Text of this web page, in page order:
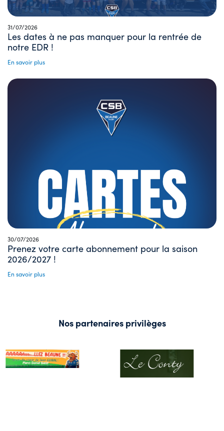
31/07/2026
Les dates à ne pas manquer pour la rentrée de
notre EDR !
En savoir plus
30/07/2026
Prenez votre carte abonnement pour la saison
2026/2027 !
En savoir plus
Nos partenaires privilèges